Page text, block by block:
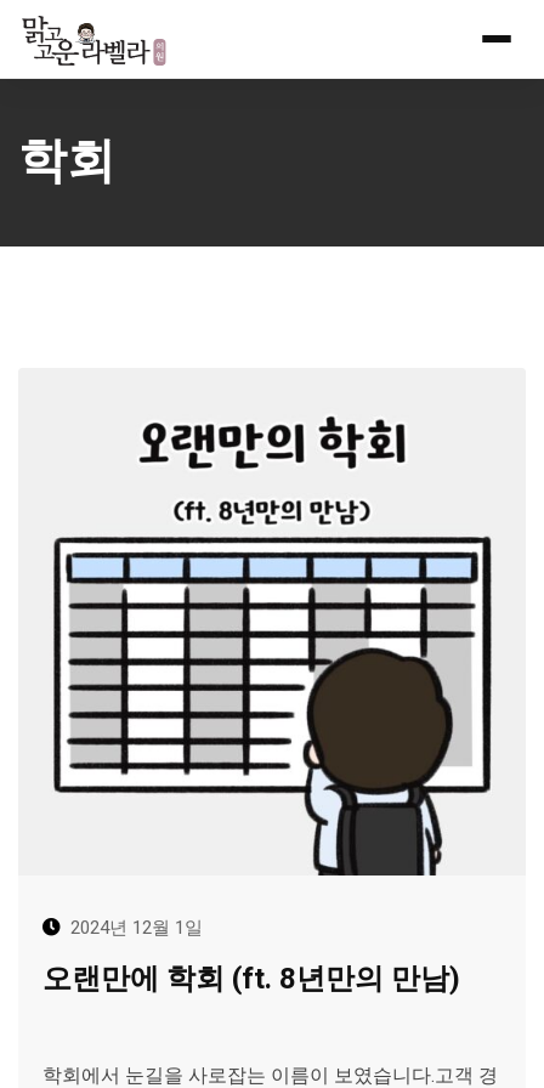
Skip
content
학회
2024년 12월 1일
오랜만에 학회 (ft. 8년만의 만남)
학회에서 눈길을 사로잡는 이름이 보였습니다.고객 경